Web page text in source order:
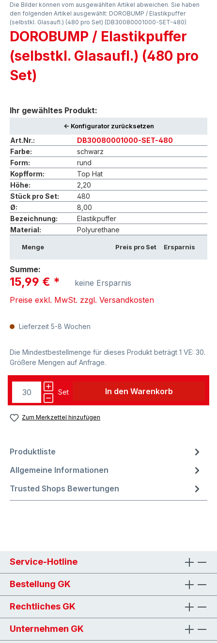
Die Bilder können vom ausgewählten Artikel abweichen. Sie haben
den folgenden Artikel ausgewählt: DOROBUMP / Elastikpuffer
(selbstkl. Glasaufl.) (480 pro Set) (DB30080001000-SET-480)
DOROBUMP / Elastikpuffer
(selbstkl. Glasaufl.) (480 pro
Set)
Ihr gewähltes Produkt:
<- Konfigurator zurücksetzen
Art.Nr.:
DB30080001000-SET-480
Farbe:
schwarz
Form:
rund
Kopfform:
Top Hat
Höhe:
2,20
Stück pro Set:
480
Ø:
8,00
Bezeichnung:
Elastikpuffer
Material:
Polyurethane
Menge Preis pro Set Ersparnis
Summe:
15,99 € *
keine Ersparnis
Preise exkl. MwSt. zzgl. Versandkosten
Lieferzeit 5-8 Wochen
Die Mindestbestellmenge für dieses Produkt beträgt 1 VE: 30.
Größere Mengen auf Anfrage.
Set In den Warenkorb
Zum Merkzettel hinzufügen
Produktliste
Allgemeine Informationen
Trusted Shops Bewertungen
Service-Hotline
Bestellung GK
Rechtliches GK
Unternehmen GK